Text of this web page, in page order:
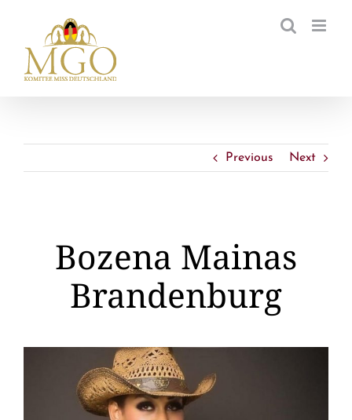
springen
Previous Next
Bozena Mainas
Brandenburg